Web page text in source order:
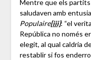
Mentre que els partits
saludaven amb
Populaire[iii]: “el
República no només
elegit, al qual caldria
restablir si fos